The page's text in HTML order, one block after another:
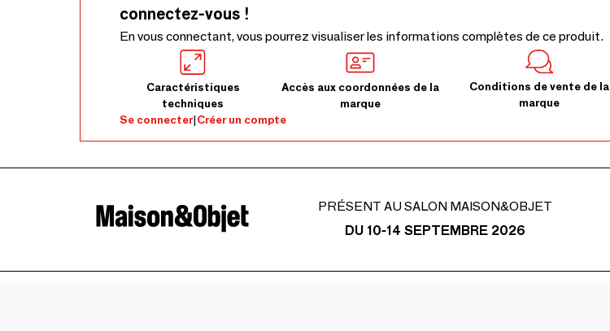
connectez-vous !
En vous connectant, vous pourrez visualiser les informations complètes de ce produit.
Caractéristiques
techniques
Accès aux coordonnées de la
marque
Conditions de vente de la
marque
Se connecter|Créer un compte
PRÉSENT AU SALON MAISON&OBJET
DU 10-14 SEPTEMBRE 2026